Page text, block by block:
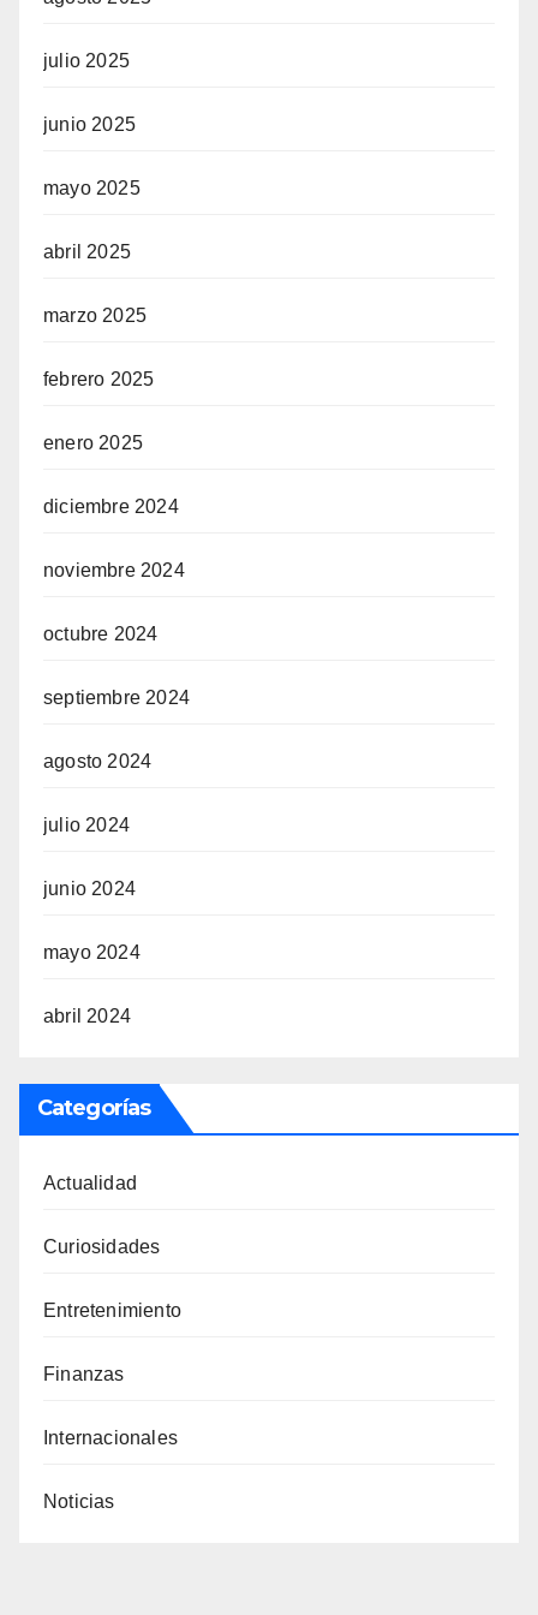
julio 2025
junio 2025
mayo 2025
abril 2025
marzo 2025
febrero 2025
enero 2025
diciembre 2024
noviembre 2024
octubre 2024
septiembre 2024
agosto 2024
julio 2024
junio 2024
mayo 2024
abril 2024
Categorías
Actualidad
Curiosidades
Entretenimiento
Finanzas
Internacionales
Noticias